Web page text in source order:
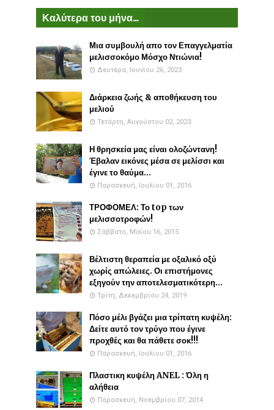
Καλύτερα του μήνα...
Μια συμβουλή απο τον Επαγγελματία
μελισσοκόμο Μόσχο Ντιώνια!
Δευτέρα, Ιουνίου 26, 2023
Διάρκεια ζωής & αποθήκευση του
μελιού
Τετάρτη, Αυγούστου 02, 2023
Η θρησκεία μας είναι ολοζώντανη!
Έβαλαν εικόνες μέσα σε μελίσσι και
έγινε το θαύμα...
Παρασκευή, Ιουλίου 01, 2016
ΤΡΟΦΟΜΕΛ: Το top των
μελισσοτροφών!
Σάββατο, Μαΐου 16, 2015
Βέλτιστη θεραπεία με οξαλικό οξύ
χωρίς απώλειες. Οι επιστήμονες
εξηγούν την αποτελεσματικότερη...
Τρίτη, Δεκεμβρίου 24, 2019
Πόσο μέλι βγάζει μια τρίπατη κυψέλη:
Δείτε αυτό τον τρύγο που έγινε
προχθές και θα πάθετε σοκ!!!
Παρασκευή, Ιουλίου 01, 2016
Πλαστικη κυψέλη ANEL : Όλη η
αλήθεια
Παρασκευή, Νοεμβρίου 07, 2014